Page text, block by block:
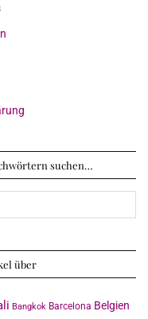
suchen…
über
Bangkok Barcelona Belgien